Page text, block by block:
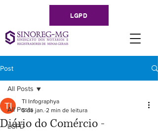
LGPD
Post
All Posts
LGPD
All Posts
Diário do Comércio -
TI Infographya
5 de jan. 2 min de leitura